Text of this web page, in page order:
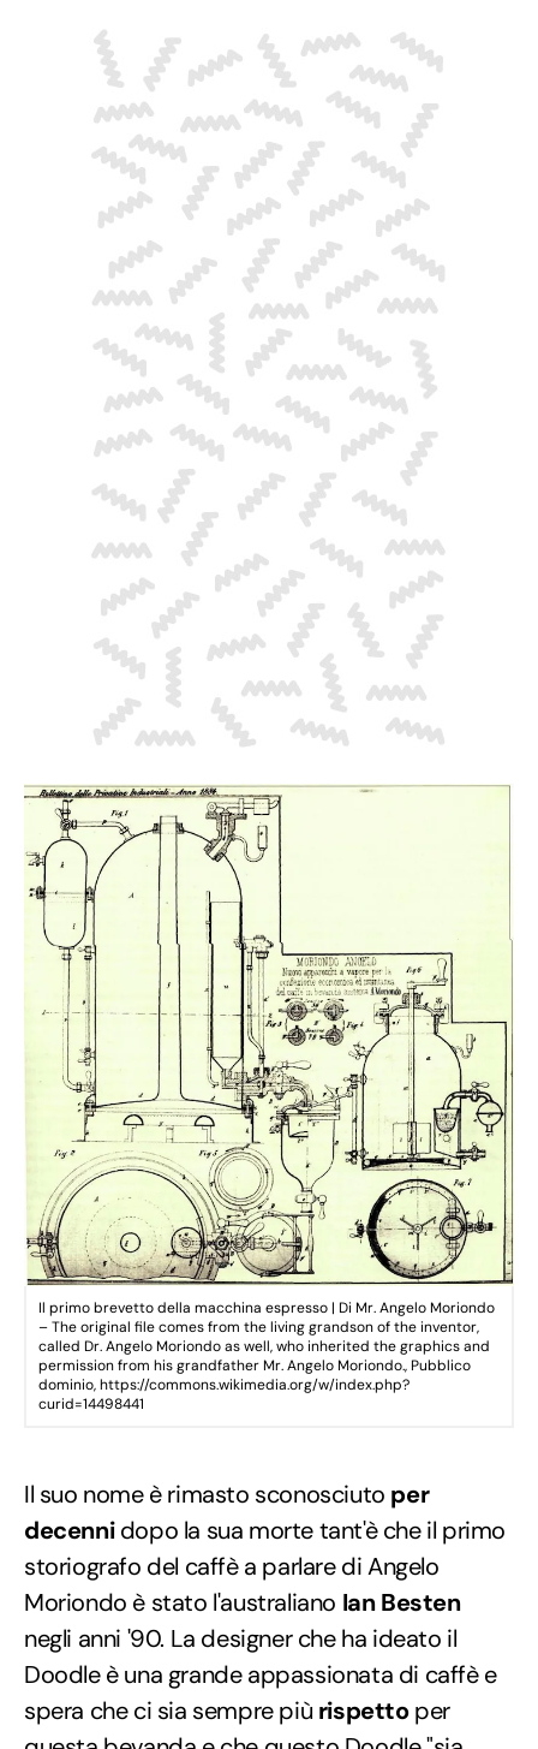
Il primo brevetto della macchina espresso | Di Mr. Angelo Moriondo
– The original file comes from the living grandson of the inventor,
called Dr. Angelo Moriondo as well, who inherited the graphics and
permission from his grandfather Mr. Angelo Moriondo., Pubblico
dominio, https://commons.wikimedia.org/w/index.php?
curid=14498441
Il suo nome è rimasto sconosciuto per
decennidopo la sua morte tant'è che il primo
storiografo del caffè a parlare di Angelo
Moriondo è stato l'australiano Ian Besten
negli anni '90. La designer che ha ideato il
Doodle è una grande appassionata di caffè e
spera che ci sia sempre più rispettoper